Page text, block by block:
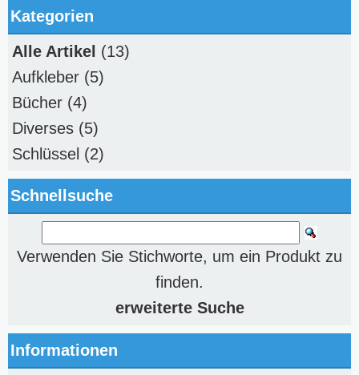
Kategorien
Alle Artikel (13)
Aufkleber (5)
Bücher (4)
Diverses (5)
Schlüssel (2)
Schnellsuche
Verwenden Sie Stichworte, um ein Produkt zu
finden.
erweiterte Suche
Informationen